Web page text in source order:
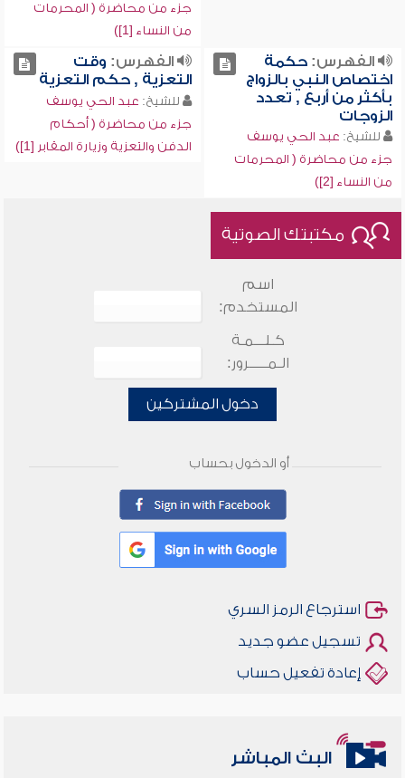
جزء من محاضرة ( المحرمات
من النساء [1])
الفهرس:حكمة
اختصاص النبي بالزواج
بأكثر من أربع , تعدد
الزوجات
للشيخ: عبد الحي يوسف
جزء من محاضرة ( المحرمات
من النساء [2])
الفهرس: وقت
التعزية , حكم التعزية
للشيخ: عبد الحي يوسف
جزء من محاضرة ( أحكام
الدفن والتعزية وزيارة المقابر [1])
مكتبتك الصوتية
اسم
المستخدم:
كـلـــمـة
الـمـــــرور:
دخول المشتركين
أو الدخول بحساب
استرجاع الرمز السري
تسجيل عضو جديد
إعادة تفعيل حساب
البث المباشر